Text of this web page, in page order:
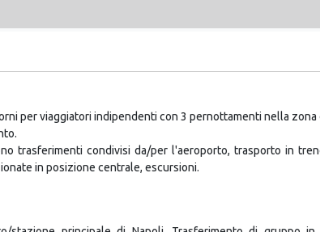
per viaggiatori indipendenti con 3 pernottamenti nella zona
trasferimenti condivisi da/per l'aeroporto, trasporto in
in posizione centrale, escursioni.